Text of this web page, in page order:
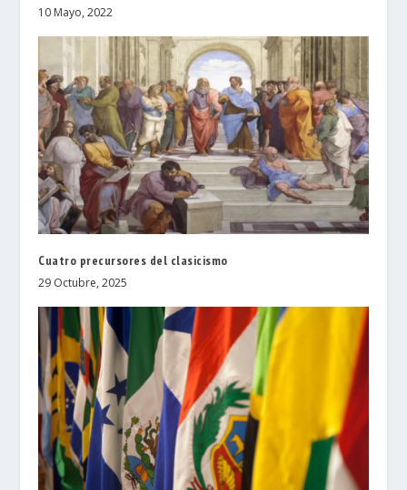
10 Mayo, 2022
Cuatro precursores del clasicismo
29 Octubre, 2025